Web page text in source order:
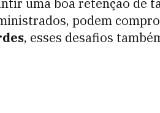
uma boa retenção de
podem
, esses desafios